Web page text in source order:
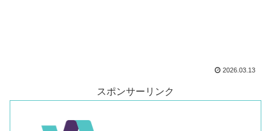
2026.03.13
スポンサーリンク